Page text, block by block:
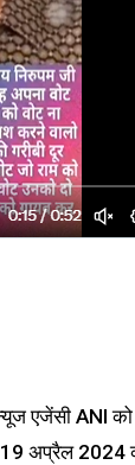
एजेंसी ANI
अप्रैल 2024